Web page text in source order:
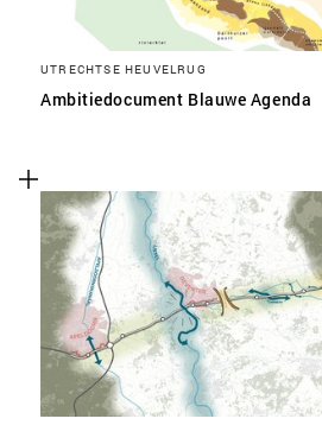
UTRECHTSE HEUVELRUG
Ambitiedocument Blauwe Agenda